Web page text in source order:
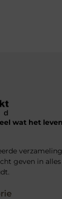
wat het
geven in